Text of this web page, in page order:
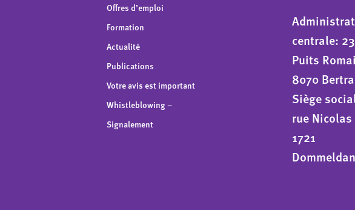
Offres d’emploi
Formation
Actualité
Publications
Votre avis est important
Whistleblowing –
Signalement
centrale:
Puits
8070
Siège
rue Nicolas
1721